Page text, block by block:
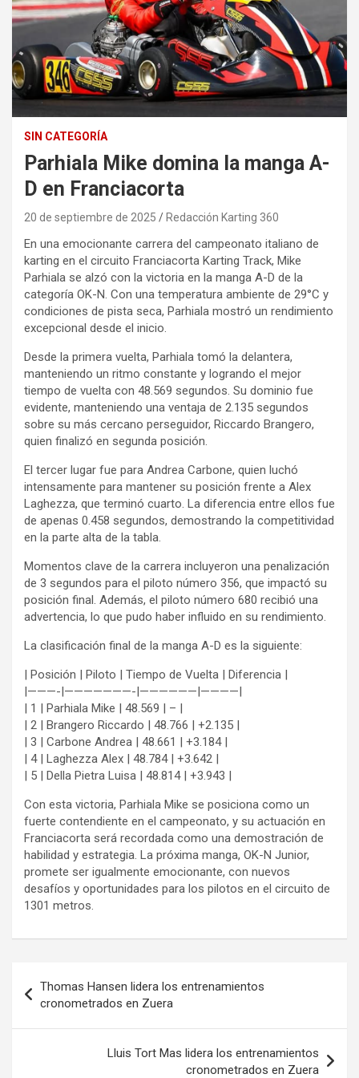
SIN CATEGORÍA
Parhiala Mike domina la manga A-
D en Franciacorta
20 de septiembre de 2025 Redacción Karting 360
En una emocionante carrera del campeonato italiano de
karting en el circuito Franciacorta Karting Track, Mike
Parhiala se alzó con la victoria en la manga A-D de la
categoría OK-N. Con una temperatura ambiente de 29°C y
condiciones de pista seca, Parhiala mostró un rendimiento
excepcional desde el inicio.
Desde la primera vuelta, Parhiala tomó la delantera,
manteniendo un ritmo constante y logrando el mejor
tiempo de vuelta con 48.569 segundos. Su dominio fue
evidente, manteniendo una ventaja de 2.135 segundos
sobre su más cercano perseguidor, Riccardo Brangero,
quien finalizó en segunda posición.
El tercer lugar fue para Andrea Carbone, quien luchó
intensamente para mantener su posición frente a Alex
Laghezza, que terminó cuarto. La diferencia entre ellos fue
de apenas 0.458 segundos, demostrando la competitividad
en la parte alta de la tabla.
Momentos clave de la carrera incluyeron una penalización
de 3 segundos para el piloto número 356, que impactó su
posición final. Además, el piloto número 680 recibió una
advertencia, lo que pudo haber influido en su rendimiento.
La clasificación final de la manga A-D es la siguiente:
| Posición | Piloto | Tiempo de Vuelta | Diferencia |
|———-|———————-|——————|————|
| 1 | Parhiala Mike | 48.569 | – |
| 2 | Brangero Riccardo | 48.766 | +2.135 |
| 3 | Carbone Andrea | 48.661 | +3.184 |
| 4 | Laghezza Alex | 48.784 | +3.642 |
| 5 | Della Pietra Luisa | 48.814 | +3.943 |
Con esta victoria, Parhiala Mike se posiciona como un
fuerte contendiente en el campeonato, y su actuación en
Franciacorta será recordada como una demostración de
habilidad y estrategia. La próxima manga, OK-N Junior,
promete ser igualmente emocionante, con nuevos
desafíos y oportunidades para los pilotos en el circuito de
1301 metros.
de
entradas
Thomas Hansen lidera los entrenamientos
cronometrados en Zuera
Lluis Tort Mas lidera los entrenamientos
cronometrados en Zuera